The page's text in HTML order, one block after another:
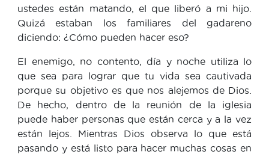
ustedes están matando, el que liberó a mi hijo.
Quizá estaban los familiares del gadareno
diciendo: ¿Cómo pueden hacer eso?
El enemigo, no contento, día y noche utiliza lo
que sea para lograr que tu vida sea cautivada
porque su objetivo es que nos alejemos de Dios.
De hecho, dentro de la reunión de la iglesia
puede haber personas que están cerca y a la vez
están lejos. Mientras Dios observa lo que está
pasando y está listo para hacer muchas cosas en